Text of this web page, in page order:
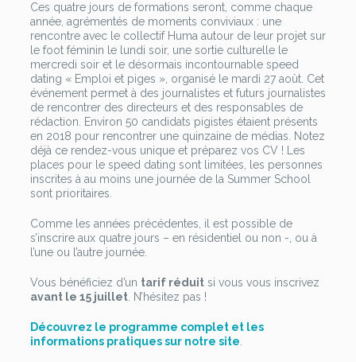
Ces quatre jours de formations seront, comme chaque
année, agrémentés de moments conviviaux : une
rencontre avec le collectif Huma autour de leur projet sur
le foot féminin le lundi soir, une sortie culturelle le
mercredi soir et le désormais incontournable speed
dating « Emploi et piges », organisé le mardi 27 août. Cet
événement permet à des journalistes et futurs journalistes
de rencontrer des directeurs et des responsables de
rédaction. Environ 50 candidats pigistes étaient présents
en 2018 pour rencontrer une quinzaine de médias. Notez
déjà ce rendez-vous unique et préparez vos CV ! Les
places pour le speed dating sont limitées, les personnes
inscrites à au moins une journée de la Summer School
sont prioritaires.
Comme les années précédentes, il est possible de
s’inscrire aux quatre jours – en résidentiel ou non -, ou à
l’une ou l’autre journée.
Vous bénéficiez d’un tarif réduitsi vous vous inscrivez
avant le 15 juillet. N’hésitez pas !
Découvrez le programme complet et les
informations pratiques sur notre site.